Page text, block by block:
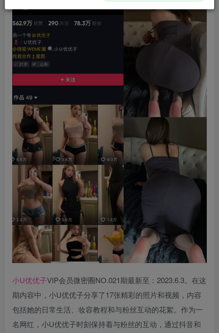
小U优优子VIP会员微密圈NO.021期最新至：2023.6.3。在这
期内容中，小U优优子分享了17张精彩的照片和视频，内容
包括她的日常生活、妆容教程和与粉丝互动的花絮。作为一
名网红，小U优优子时刻保持着与粉丝的互动，通过抖音和